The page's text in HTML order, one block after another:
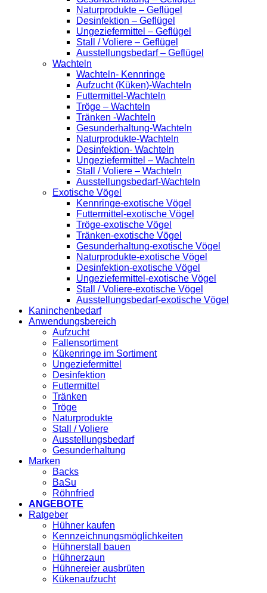
Naturprodukte – Geflügel
Desinfektion – Geflügel
Ungeziefermittel – Geflügel
Stall / Voliere – Geflügel
Ausstellungsbedarf – Geflügel
Wachteln
Wachteln- Kennringe
Aufzucht (Küken)-Wachteln
Futtermittel-Wachteln
Tröge – Wachteln
Tränken -Wachteln
Gesunderhaltung-Wachteln
Naturprodukte-Wachteln
Desinfektion- Wachteln
Ungeziefermittel – Wachteln
Stall / Voliere – Wachteln
Ausstellungsbedarf-Wachteln
Exotische Vögel
Kennringe-exotische Vögel
Futtermittel-exotische Vögel
Tröge-exotische Vögel
Tränken-exotische Vögel
Gesunderhaltung-exotische Vögel
Naturprodukte-exotische Vögel
Desinfektion-exotische Vögel
Ungeziefermittel-exotische Vögel
Stall / Voliere-exotische Vögel
Ausstellungsbedarf-exotische Vögel
Kaninchenbedarf
Anwendungsbereich
Aufzucht
Fallensortiment
Kükenringe im Sortiment
Ungeziefermittel
Desinfektion
Futtermittel
Tränken
Tröge
Naturprodukte
Stall / Voliere
Ausstellungsbedarf
Gesunderhaltung
Marken
Backs
BaSu
Röhnfried
ANGEBOTE
Ratgeber
Hühner kaufen
Kennzeichnungsmöglichkeiten
Hühnerstall bauen
Hühnerzaun
Hühnereier ausbrüten
Kükenaufzucht